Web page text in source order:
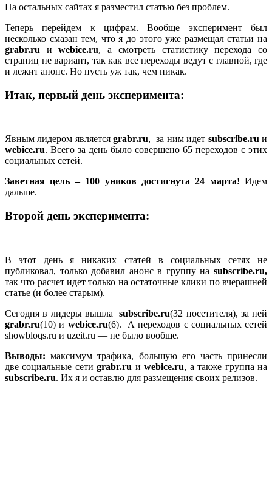
На остальных сайтах я разместил статью без проблем.
Теперь перейдем к цифрам. Вообще эксперимент был
несколько смазан тем, что я до этого уже размещал статьи на
grabr.ru иwebice.ru, а смотреть статистику перехода со
страниц не вариант, так как все переходы ведут с главной, где
и лежит анонс. Но пусть уж так, чем никак.
Итак, первый день эксперимента:
Явным лидером являетсяgrabr.ru, за ним идет subscribe.ru и
webice.ru. Всего за день было совершено 65 переходов с этих
социальных сетей.
Заветная цель – 100 уников достигнута 24 марта! Идем
дальше.
Второй день эксперимента:
В этот день я никаких статей в социальных сетях не
публиковал, только добавил анонс в группу на subscribe.ru,
так что расчет идет только на остаточные клики по вчерашней
статье (и более старым).
Сегодня в лидеры вышлаsubscribe.ru(32 посетителя), за ней
grabr.ru(10) и webice.ru(6). А переходов с социальных сетей
showbloqs.ru и uzeit.ru — не было вообще.
Выводы: максимум трафика, большую его часть принесли
две социальные сетиgrabr.ru иwebice.ru, а также группа на
subscribe.ru. Их я и оставлю для размещения своих релизов.